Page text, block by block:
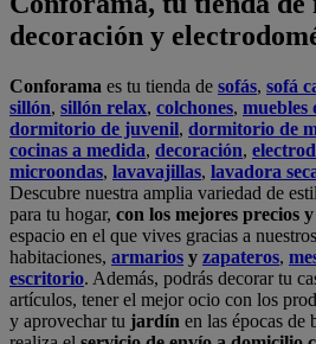
decoración y
Conforama es tu tienda de sofás, sofá
sillón, sillón relax, colchones, muebles
dormitorio de juvenil, dormitorio de
cocinas a medida, decoración,
microondas, lavavajillas, lavadora
Descubre nuestra amplia variedad de
para tu hogar, con los mejores precios
espacio en el que vives gracias a nuestros
habitaciones, armarios y zapateros,
escritorio. Además, podrás decorar tu
artículos, tener el mejor ocio con los
y aprovechar tu jardín en las épocas de